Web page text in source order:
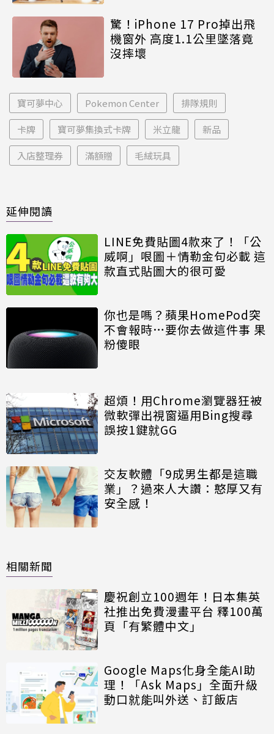
驚！iPhone 17 Pro掉出飛
機窗外 高度1.1公里墜落竟
沒摔壞
寶可夢中心 Pokemon Center 排隊規則
卡牌 寶可夢集換式卡牌 米立龍 新品
入店整理券 滿額贈 毛絨玩具
延伸閱讀
LINE免費貼圖4款來了！「公
威啊」哏圖＋情勒金句必載 這
款直式貼圖大的很可愛
你也是嗎？蘋果HomePod突
不會報時…要你去做這件事 果
粉傻眼
超煩！用Chrome瀏覽器狂被
微軟彈出視窗逼用Bing搜尋
誤按1鍵就GG
交友軟體「9成男生都是這職
業」？過來人大讚：憨厚又有
安全感！
相關新聞
慶祝創立100週年！日本集英
社推出免費漫畫平台 釋100萬
頁「有繁體中文」
Google Maps化身全能AI助
理！「Ask Maps」全面升級
動口就能叫外送、訂飯店